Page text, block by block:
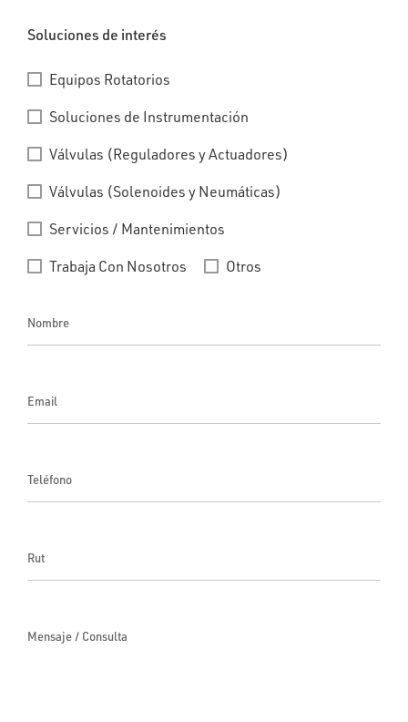
Soluciones de interés
Equipos Rotatorios
Soluciones de Instrumentación
Válvulas (Reguladores y Actuadores)
Válvulas (Solenoides y Neumáticas)
Servicios / Mantenimientos
Trabaja Con Nosotros Otros
Nombre
Email
Teléfono
Rut
Mensaje / Consulta